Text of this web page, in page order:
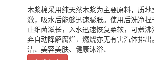
木浆棉采用纯天然木浆为主要原料，质
激，吸水后能够迅速膨胀。使用后洗净
止细菌滋长，入水迅速恢复柔软，可煮
弃自动降解腐烂，燃烧亦无有害汽体排
洁、美容美肤、健康沐浴、